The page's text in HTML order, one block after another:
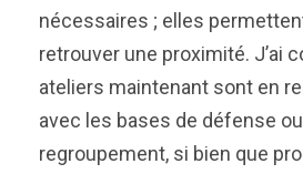
nécessaires ; elles
retrouver une proximité. J’ai
ateliers maintenant sont en
avec les bases de défense
regroupement, si bien que